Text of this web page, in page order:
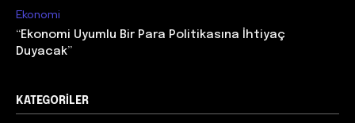
Ekonomi
“Ekonomi Uyumlu Bir Para Politikasına İhtiyaç
Duyacak”
KATEGORILER